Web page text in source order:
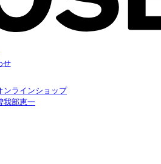
せ
ンラインショップ
我部恵一